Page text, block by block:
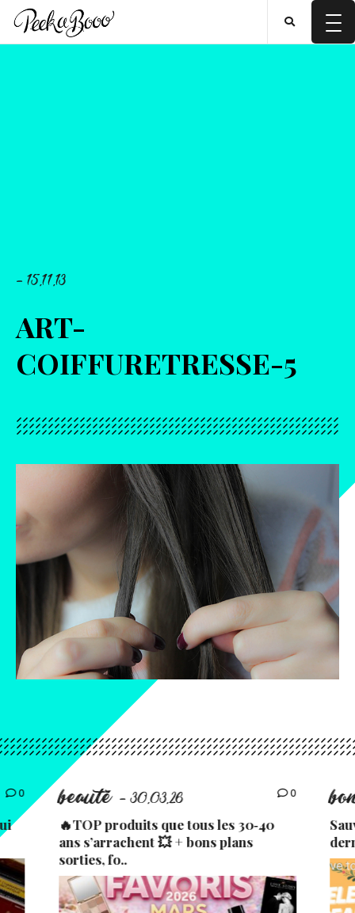
- 15.11.13
ART-
COIFFURETRESSE-5
0 beauté - 30.03.26 0
🔥TOP produits que tous les 30‑40
ans s’arrachent 💥 + bons plans
sorties, fo..